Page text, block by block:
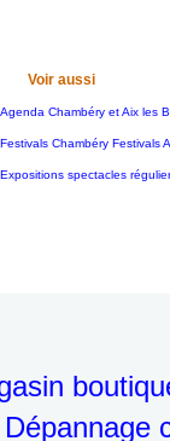
Voir aussi
Agenda Chambéry et Aix les
Festivals Chambéry Festivals
Expositions spectacles
Dépannage